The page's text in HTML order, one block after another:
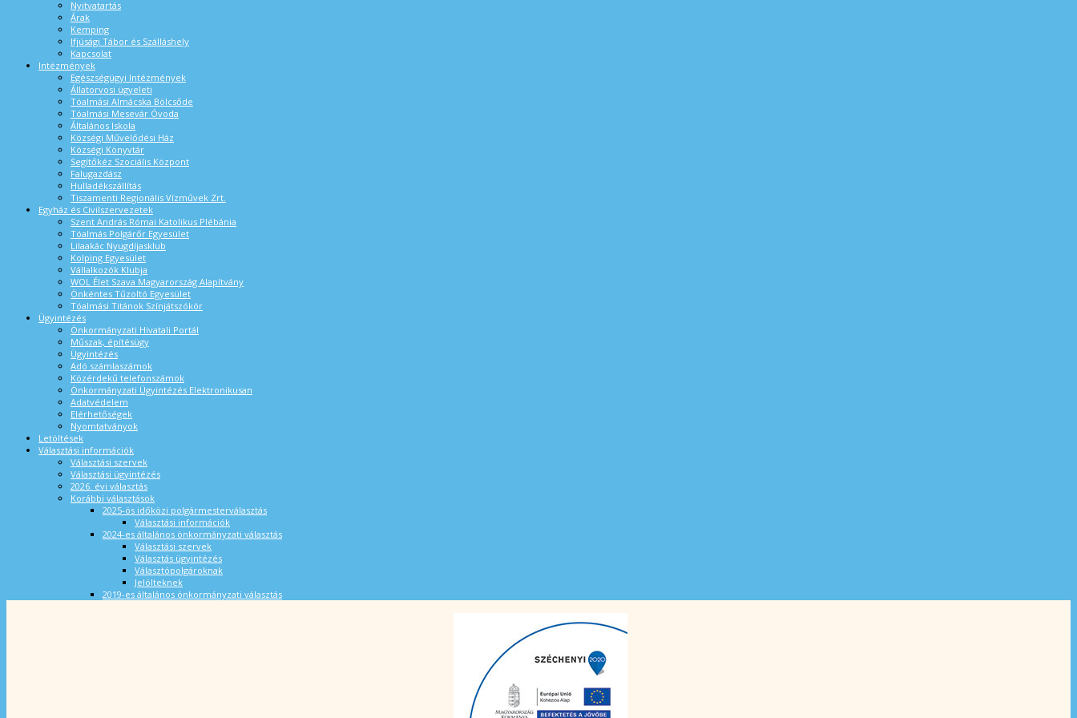
Nyitvatartás
Árak
Kemping
Ifjúsági Tábor és Szálláshely
Kapcsolat
Intézmények
Egészségügyi Intézmények
Állatorvosi ügyeleti
Tóalmási Almácska Bölcsőde
Tóalmási Mesevár Óvoda
Általános Iskola
Községi Művelődési Ház
Községi Könyvtár
Segítőkéz Szociális Központ
Falugazdász
Hulladékszállítás
Tiszamenti Regionális Vízművek Zrt.
Egyház és Civilszervezetek
Szent András Római Katolikus Plébánia
Tóalmás Polgárőr Egyesület
Lilaakác Nyugdíjasklub
Kolping Egyesület
Vállalkozók Klubja
WOL Élet Szava Magyarország Alapítvány
Önkéntes Tűzoltó Egyesület
Tóalmási Titánok Színjátszókör
Ügyintézés
Önkormányzati Hivatali Portál
Műszak, építésügy
Ügyintézés
Adó számlaszámok
Közérdekű telefonszámok
Önkormányzati Ügyintézés Elektronikusan
Adatvédelem
Elérhetőségek
Nyomtatványok
Letöltések
Választási információk
Választási szervek
Választási ügyintézés
2026. évi választás
Korábbi választások
2025-ös időközi polgármesterválasztás
Választási információk
2024-es általános önkormányzati választás
Választási szervek
Választás ügyintézés
Választópolgároknak
Jelölteknek
2019-es általános önkormányzati választás